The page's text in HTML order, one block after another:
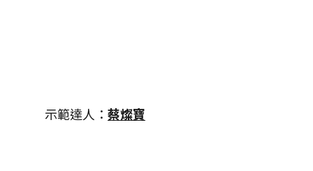
示範達人： 蔡燦寶